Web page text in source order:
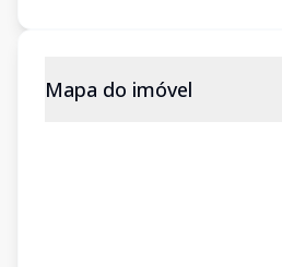
Mapa do imóvel